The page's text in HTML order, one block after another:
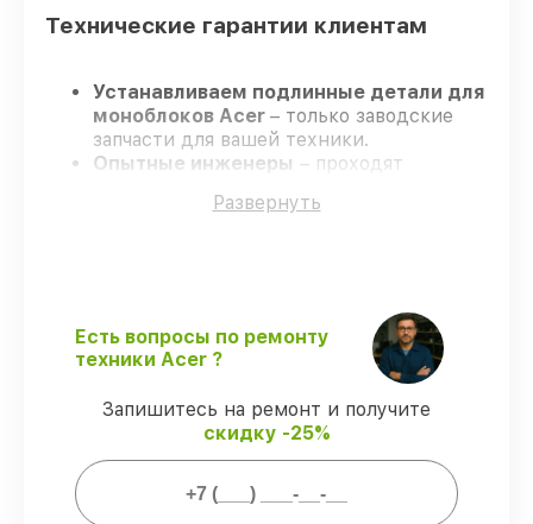
Технические гарантии клиентам
Устанавливаем подлинные детали для
моноблоков Acer – только заводские
запчасти для вашей техники.
Опытные инженеры – проходят
что обеспечивает гарантированно
переносов.
Гарантийное обслуживание– на все
ремонт и запчасти для моноблоков Acer
предоставляется длительная гарантия.
Мы гарантируем:
Развернуть
Есть вопросы по ремонту
техники Acer ?
Запишитесь на ремонт и получите
скидку -25%